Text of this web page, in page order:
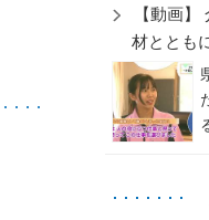
【動画
材ととも